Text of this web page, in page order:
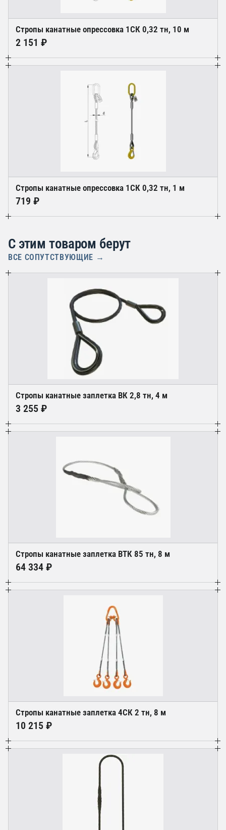
Стропы канатные опрессовка 1СК 0,32 тн, 10 м
2 151 ₽
Стропы канатные опрессовка 1СК 0,32 тн, 1 м
719 ₽
С этим товаром берут
ВСЕ СОПУТСТВУЮЩИЕ →
Стропы канатные заплетка ВК 2,8 тн, 4 м
3 255 ₽
Стропы канатные заплетка ВТК 85 тн, 8 м
64 334 ₽
Стропы канатные заплетка 4СК 2 тн, 8 м
10 215 ₽